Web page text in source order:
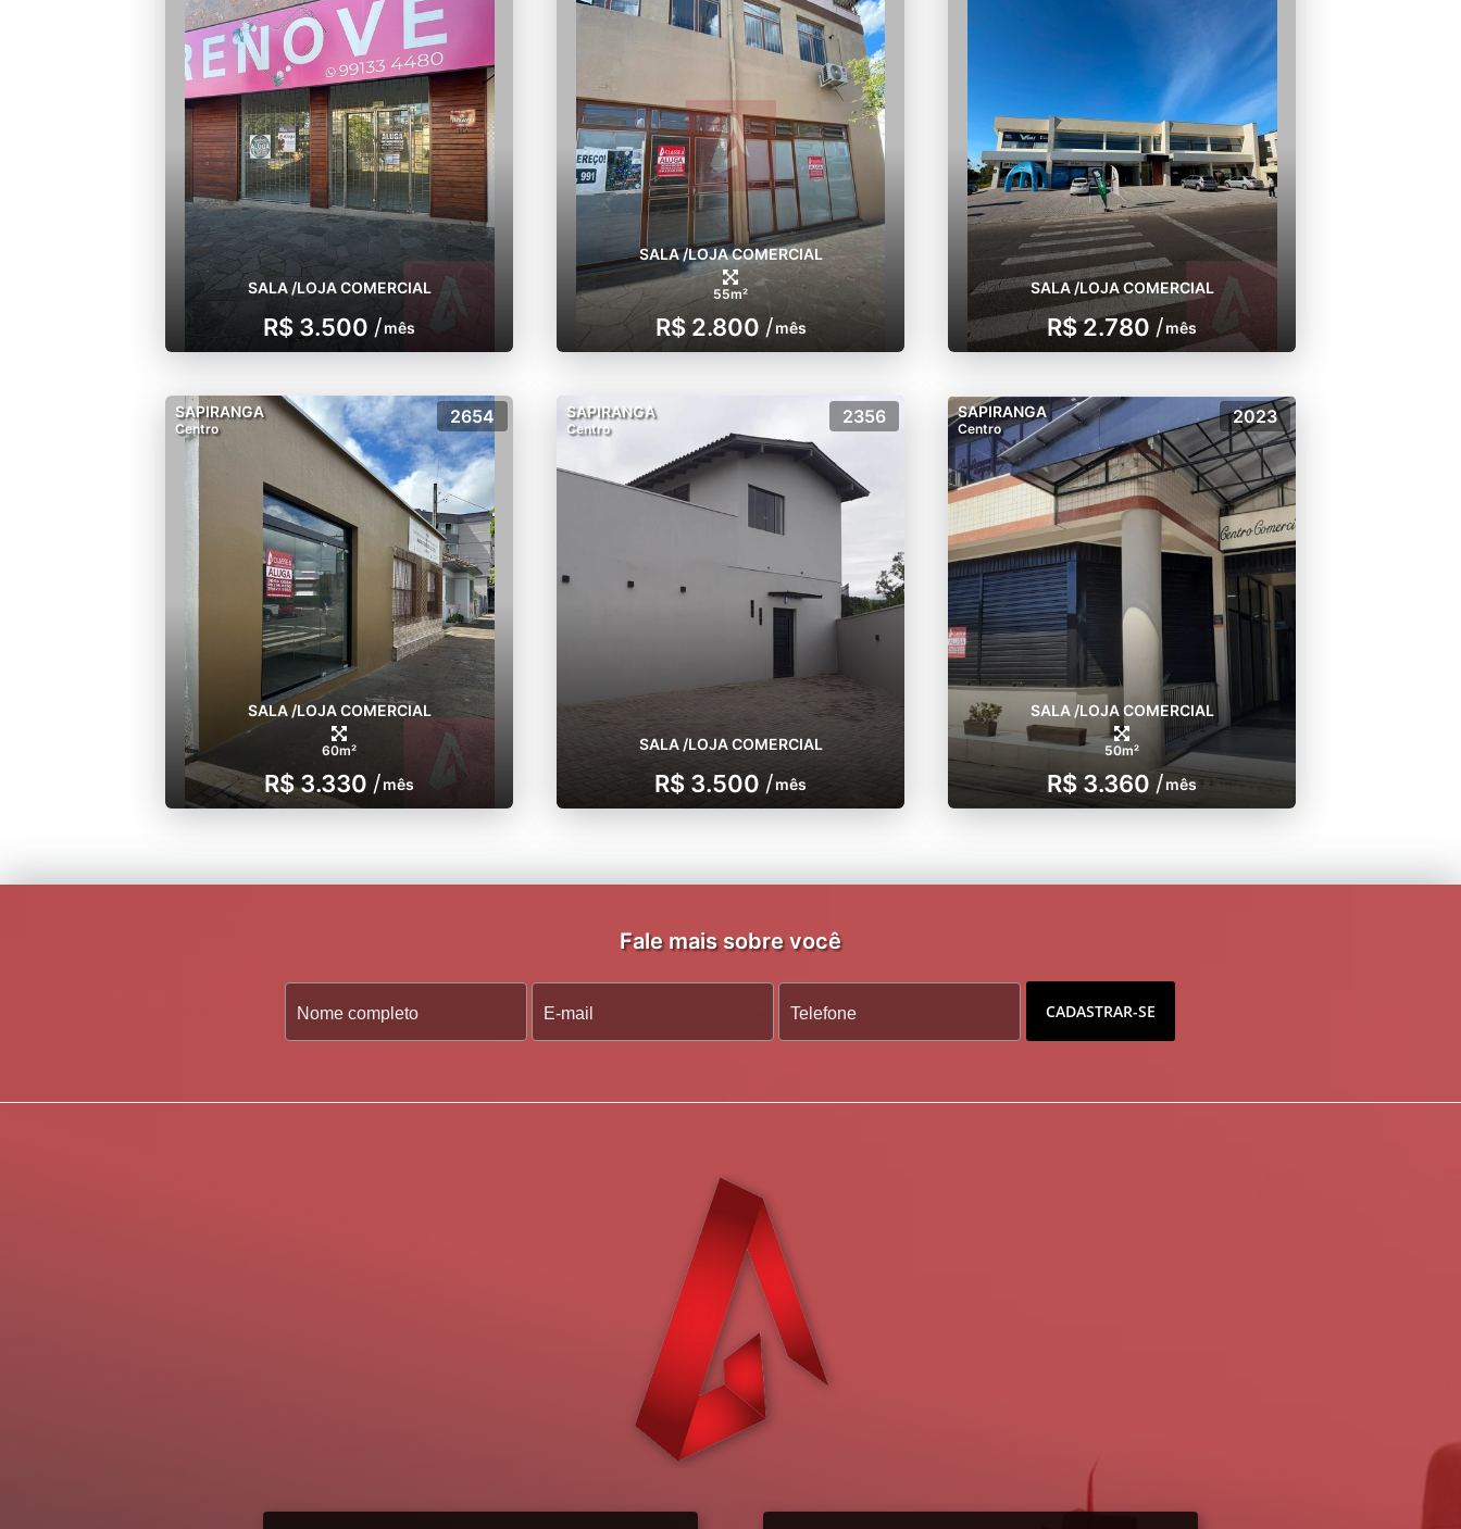
SALA /LOJA COMERCIAL
R$ 3.500 /mês
SALA /LOJA COMERCIAL
55m²
R$ 2.800 / mês
SALA /LOJA COMERCIAL
R$ 2.780 /mês
SAPIRANGA
Centro
2654
SALA /LOJA COMERCIAL
60m²
R$ 3.330 /mês
SAPIRANGA
Centro
2356
SALA /LOJA COMERCIAL
R$ 3.500 /mês
SAPIRANGA
Centro
2023
SALA /LOJA COMERCIAL
50m²
R$ 3.360 /mês
Fale mais sobre você
CADASTRAR-SE